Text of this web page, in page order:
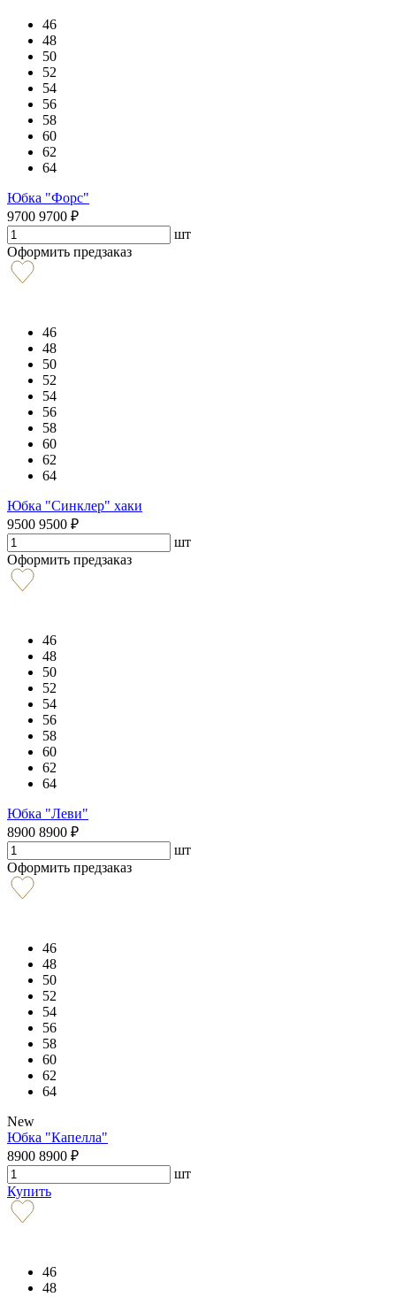
46
48
50
52
54
56
58
60
62
64
Юбка "Форс"
9700 9700 ₽
шт
Оформить предзаказ
46
48
50
52
54
56
58
60
62
64
Юбка "Синклер" хаки
9500 9500 ₽
шт
Оформить предзаказ
46
48
50
52
54
56
58
60
62
64
Юбка "Леви"
8900 8900 ₽
шт
Оформить предзаказ
46
48
50
52
54
56
58
60
62
64
New
Юбка "Капелла"
8900 8900 ₽
шт
Купить
46
48